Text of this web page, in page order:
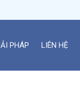
PHÁP LIÊN HỆ